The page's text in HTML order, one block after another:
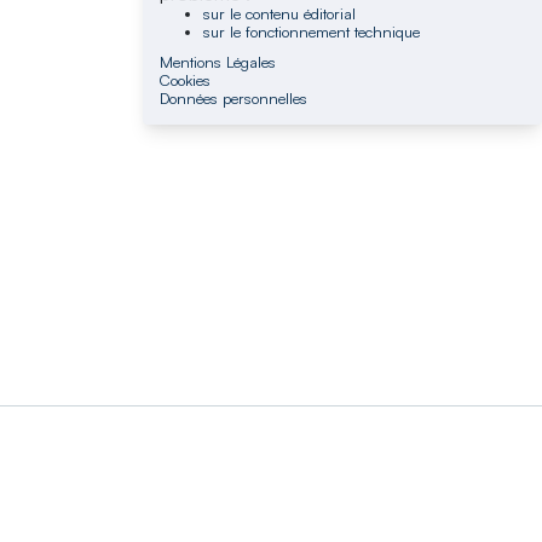
sur le contenu éditorial
sur le fonctionnement technique
Mentions Légales
Cookies
Données personnelles